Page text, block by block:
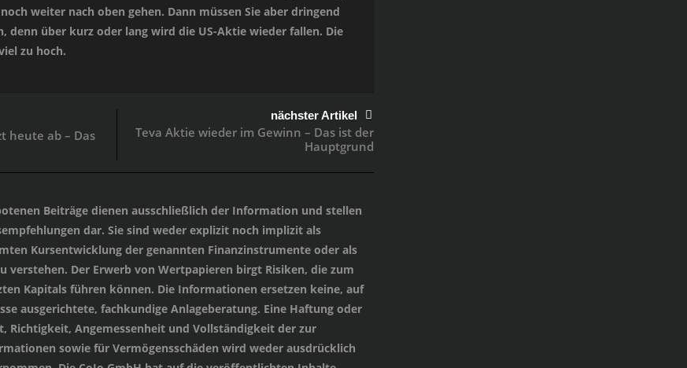
weiter nach oben gehen. Dann müssen Sie aber dringend
denn über kurz oder lang wird die US-Aktie wieder fallen. Die
zu hoch.
heute ab – Das
nächster Artikel
Teva Aktie wieder im Gewinn – Das ist der
Hauptgrund
Beiträge dienen ausschließlich der Information und stellen
dar. Sie sind weder explizit noch implizit als
Kursentwicklung der genannten Finanzinstrumente oder als
verstehen. Der Erwerb von Wertpapieren birgt Risiken, die zum
Kapitals führen können. Die Informationen ersetzen keine, auf
ausgerichtete, fachkundige Anlageberatung. Eine Haftung oder
Richtigkeit, Angemessenheit und Vollständigkeit der zur
sowie für Vermögensschäden wird weder ausdrücklich